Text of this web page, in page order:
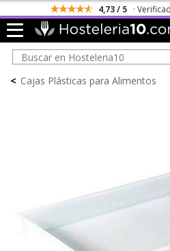
4,73 / 5 ·
< Cajas Plásticas para Alimentos